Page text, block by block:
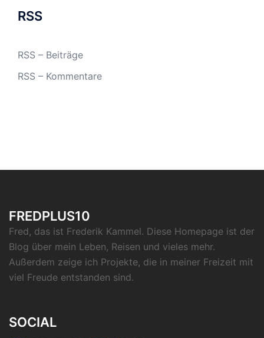
RSS
RSS – Beiträge
RSS – Kommentare
FREDPLUS10
Fred, das ist Frederik Kammel. Diese Homepage ist der
Blog über mein Leben, Reisen und vieles mehr.
Außerdem zeige ich Projekte, die in meiner Freizeit mit
viel Freude entstanden sind.
SOCIAL